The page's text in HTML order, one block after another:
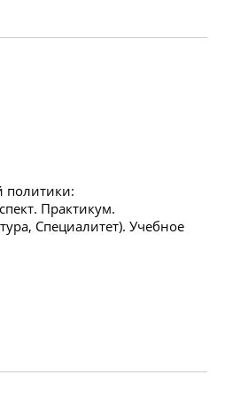
политики:
Практикум.
Специалитет). Учебное